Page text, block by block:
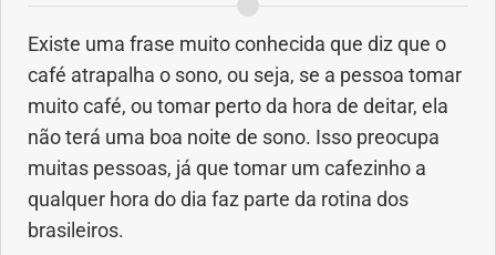
Saúde da mulher
Anemia
Anestesia
Existe uma frase muito conhecida que diz que o
café atrapalha o sono, ou seja, se a pessoa tomar
muito café, ou tomar perto da hora de deitar, ela
não terá uma boa noite de sono. Isso preocupa
muitas pessoas, já que tomar um cafezinho a
qualquer hora do dia faz parte da rotina dos
brasileiros.